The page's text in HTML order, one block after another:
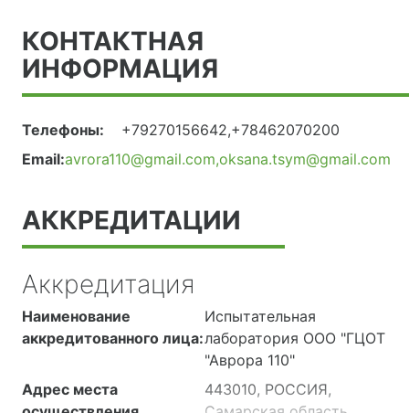
КОНТАКТНАЯ
ИНФОРМАЦИЯ
Телефоны:
+79270156642,+78462070200
Email:avrora110@gmail.com,oksana.tsym@gmail.com
АККРЕДИТАЦИИ
Аккредитация
Наименование
аккредитованного лица:
Испытательная
лаборатория ООО "ГЦОТ
"Аврора 110"
Адрес места
443010, РОССИЯ,